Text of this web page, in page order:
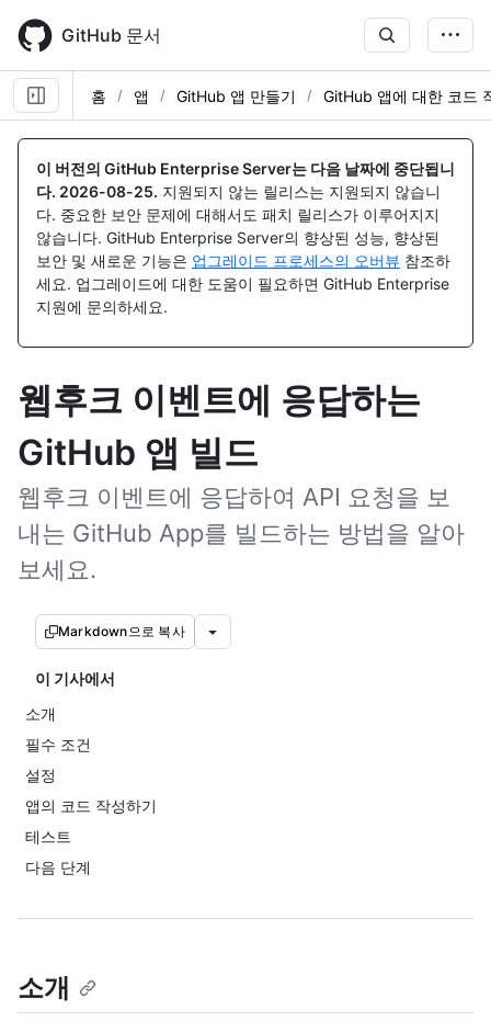
main
content
GitHub 문서
홈 앱 GitHub 앱 만들기 GitHub 앱에 대한 코드
이 버전의 GitHub Enterprise Server는 다음 날짜에 중단됩니
다. 2026-08-25. 지원되지 않는 릴리스는 지원되지 않습니
다. 중요한 보안 문제에 대해서도 패치 릴리스가 이루어지지
않습니다. GitHub Enterprise Server의 향상된 성능, 향상된
보안 및 새로운 기능은 업그레이드 프로세스의 오버뷰 참조하
세요. 업그레이드에 대한 도움이 필요하면 GitHub Enterprise
지원에 문의하세요.
웹후크 이벤트에 응답하는
GitHub 앱 빌드
웹후크 이벤트에 응답하여 API 요청을 보
내는 GitHub App를 빌드하는 방법을 알아
보세요.
Markdown으로 복사
이 기사에서
소개
필수 조건
설정
앱의 코드 작성하기
테스트
다음 단계
소개